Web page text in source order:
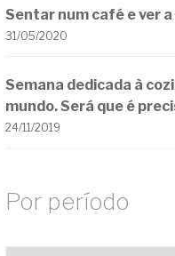
Sentar num café e ver
31/05/2020
Semana dedicada à
mundo. Será que é
24/11/2019
Por período